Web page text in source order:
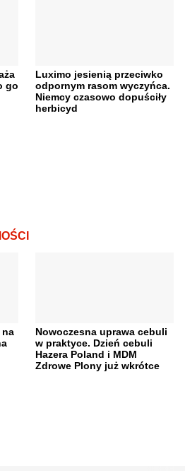
go
Luximo jesienią przeciwko
odpornym rasom wyczyńca.
Niemcy czasowo dopuściły
herbicyd
na
Nowoczesna uprawa cebuli
w praktyce. Dzień cebuli
Hazera Poland i MDM
Zdrowe Plony już wkrótce